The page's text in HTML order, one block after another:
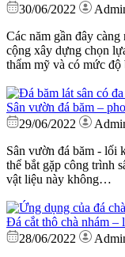
30/06/2022
Các năm gần đây
cộng xây dựng chọn
thẩm mỹ và có mức
Sân vườn đá băm –
29/06/2022
Sân vườn đá băm - lối
thể bắt gặp công trình
vật liệu này không…
Đá cắt thô chà nhám –
28/06/2022